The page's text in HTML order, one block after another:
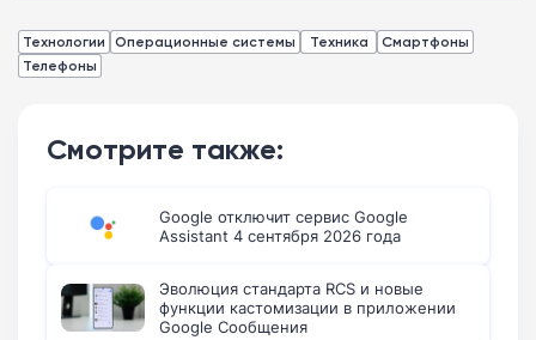
Технологии Операционные системы Техника
Смартфоны
Телефоны
Смотрите также:
Google отключит сервис Google
Assistant 4 сентября 2026 года
Эволюция стандарта RCS и новые
функции кастомизации в приложении
Google Сообщения